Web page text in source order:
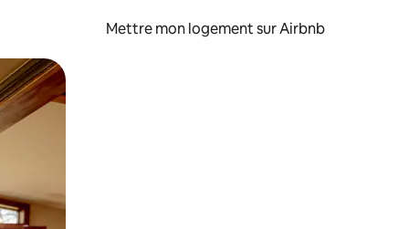
Mettre mon logement sur Airbnb